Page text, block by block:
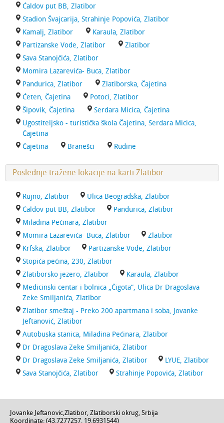
Ćaldov put BB, Zlatibor
Stadion Švajcarija, Strahinje Popovića, Zlatibor
Kamalj, Zlatibor
Karaula, Zlatibor
Partizanske Vode, Zlatibor
Zlatibor
Sava Stanojčića, Zlatibor
Momira Lazarevića- Buca, Zlatibor
Pandurica, Zlatibor
Zlatiborska, Čajetina
Ćeten, Čajetina
Potoci, Zlatibor
Šipovik, Čajetina
Serdara Micica, Čajetina
Ugostiteljsko - turistička škola Čajetina, Serdara Micica,
Čajetina
Čajetina
Branešci Rudine
Poslednje tražene lokacije na karti Zlatibor
Rujno, Zlatibor
Ulica Beogradska, Zlatibor
Ćaldov put BB, Zlatibor
Pandurica, Zlatibor
Miladina Pećinara, Zlatibor
Momira Lazarevića- Buca, Zlatibor
Zlatibor
Krfska, Zlatibor
Partizanske Vode, Zlatibor
Stopića pećina, 230, Zlatibor
Zlatiborsko jezero, Zlatibor
Karaula, Zlatibor
Medicinski centar i bolnica „Čigota”, Ulica Dr Dragoslava
Zeke Smiljanića, Zlatibor
Zlatibor smeštaj - Preko 200 apartmana i soba, Jovanke
Jeftanović, Zlatibor
Autobuska stanica, Miladina Pećinara, Zlatibor
Dr Dragoslava Zeke Smiljanića, Zlatibor
Dr Dragoslava Zeke Smiljanića, Zlatibor
LYUE, Zlatibor
Sava Stanojčića, Zlatibor
Strahinje Popovića, Zlatibor
Jovanke Jeftanovic,Zlatibor, Zlatiborski okrug, Srbija
Koordinate: (43.7277257, 19.6931544)